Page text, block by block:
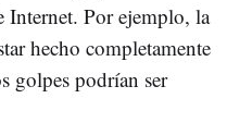
Internet. Por ejemplo, la
hecho completamente
golpes podrían ser